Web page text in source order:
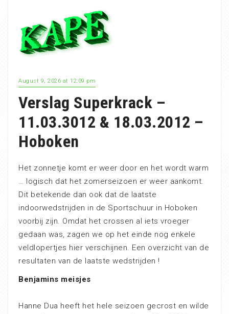
August 9, 2026 at 12:09 pm
Verslag Superkrack –
11.03.3012 & 18.03.2012 –
Hoboken
Het zonnetje komt er weer door en het wordt warm
… logisch dat het zomerseizoen er weer aankomt.
Dit betekende dan ook dat de laatste
indoorwedstrijden in de Sportschuur in Hoboken
voorbij zijn. Omdat het crossen al iets vroeger
gedaan was, zagen we op het einde nog enkele
veldlopertjes hier verschijnen. Een overzicht van de
resultaten van de laatste wedstrijden !
Benjamins meisjes
Hanne Dua heeft het hele seizoen gecrost en wilde